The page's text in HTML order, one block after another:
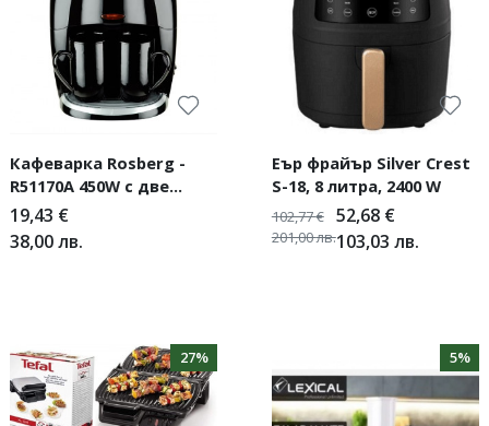
Кафеварка Rosberg -
R51170A 450W с две
чаши
19,43 €
38,00лв.
Еър фрайър Silver Crest
S-18, 8 литра, 2400 W
52,68 €
103,03 лв.
102,77€
201,00лв.
27% 5%